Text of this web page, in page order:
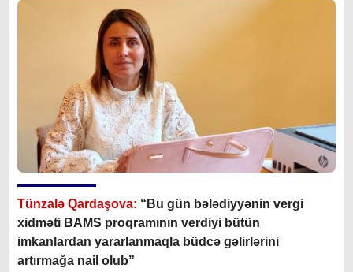
Tünzalə Qardaşova: “Bu gün bələdiyyənin vergi
xidməti BAMS proqramının verdiyi bütün
imkanlardan yararlanmaqla büdcə gəlirlərini
artırmağa nail olub”